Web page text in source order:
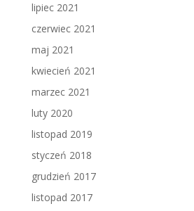
lipiec 2021
czerwiec 2021
maj 2021
kwiecień 2021
marzec 2021
luty 2020
listopad 2019
styczeń 2018
grudzień 2017
listopad 2017